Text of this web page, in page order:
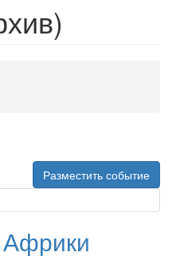
Разместить событие
Африки